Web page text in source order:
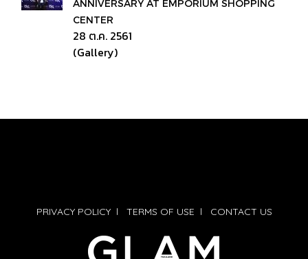
ANNIVERSARY AT EMPORIUM SHOPPING
CENTER
28 ต.ค. 2561
(Gallery)
PRIVACY POLICYl TERMS OF USE l CONTACT US